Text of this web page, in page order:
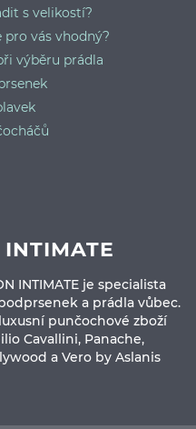
s velikostí?
vás vhodný?
výběru prádla
INTIMATE je specialista
a prádla vůbec.
punčochové zboží
Cavallini, Panache,
a Vero by Aslanis